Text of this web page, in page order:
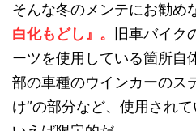
そんな冬のメンテにお勧め
白化もどし』。
旧車バイク
ーツを使用している箇所自
部の車種のウインカーのス
け”の部分など、使用され